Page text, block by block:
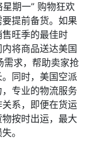
期一” 购物狂欢
提前备货。如果
旺季的最佳时
将商品送达美国
需求，帮助卖家抢
同时，美国空派
专业的物流服务
系，即便在货运
按时出运，最大
。